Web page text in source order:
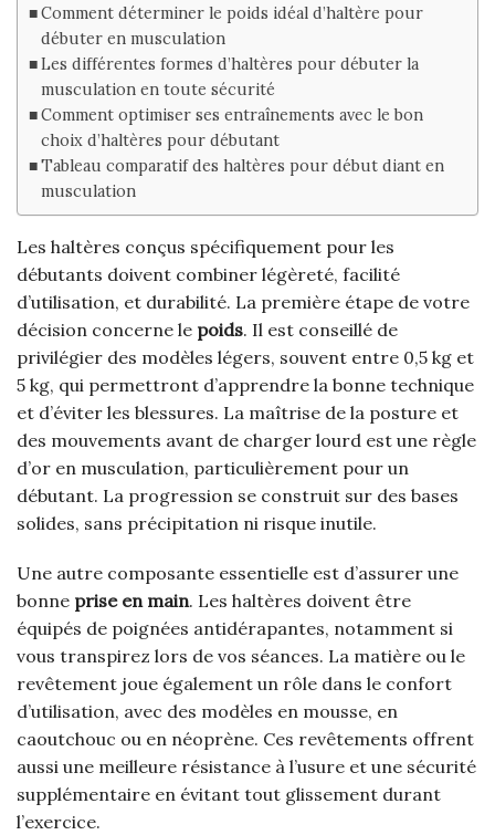
Comment déterminer le poids idéal d’haltère pour
débuter en musculation
Les différentes formes d’haltères pour débuter la
musculation en toute sécurité
Comment optimiser ses entraînements avec le bon
choix d’haltères pour débutant
Tableau comparatif des haltères pour début diant en
musculation
Les haltères conçus spécifiquement pour les
débutants doivent combiner légèreté, facilité
d’utilisation, et durabilité. La première étape de votre
décision concerne le poids. Il est conseillé de
privilégier des modèles légers, souvent entre 0,5 kg et
5 kg, qui permettront d’apprendre la bonne technique
et d’éviter les blessures. La maîtrise de la posture et
des mouvements avant de charger lourd est une règle
d’or en musculation, particulièrement pour un
débutant. La progression se construit sur des bases
solides, sans précipitation ni risque inutile.
Une autre composante essentielle est d’assurer une
bonne prise en main. Les haltères doivent être
équipés de poignées antidérapantes, notamment si
vous transpirez lors de vos séances. La matière ou le
revêtement joue également un rôle dans le confort
d’utilisation, avec des modèles en mousse, en
caoutchouc ou en néoprène. Ces revêtements offrent
aussi une meilleure résistance à l’usure et une sécurité
supplémentaire en évitant tout glissement durant
l’exercice.